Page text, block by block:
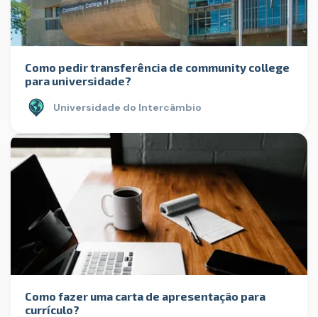
Como pedir transferência de community college
para universidade?
Universidade do Intercâmbio
Como fazer uma carta de apresentação para
currículo?